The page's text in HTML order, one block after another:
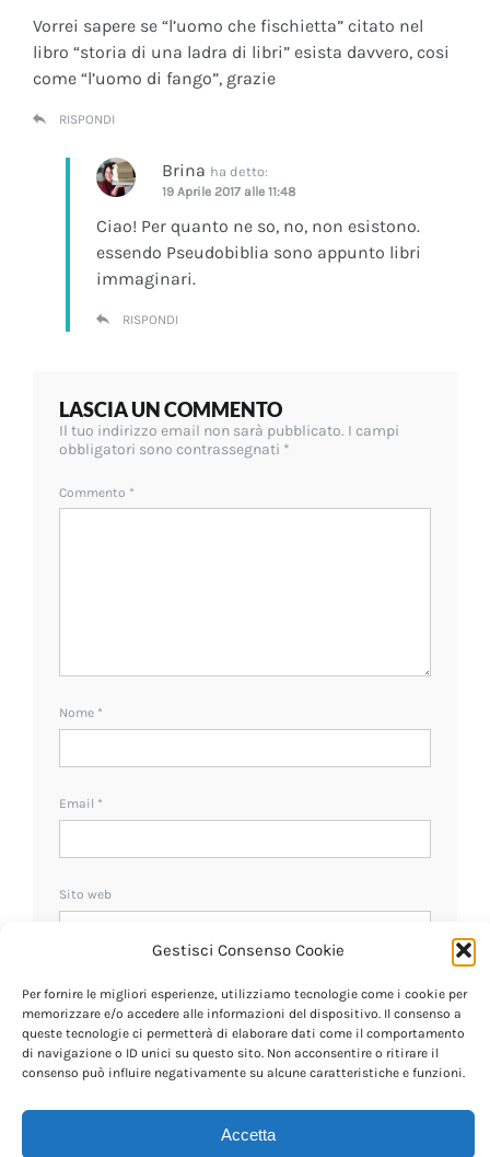
Gestisci Consenso Cookie
Per fornire le migliori esperienze, utilizziamo tecnologie come i cookie per
memorizzare e/o accedere alle informazioni del dispositivo. Il consenso a
queste tecnologie ci permetterà di elaborare dati come il comportamento
di navigazione o ID unici su questo sito. Non acconsentire o ritirare il
consenso può influire negativamente su alcune caratteristiche e funzioni.
Accetta
Vorrei sapere se “l’uomo che fischietta” citato nel
libro “storia di una ladra di libri” esista davvero, cosi
come “l’uomo di fango”, grazie
RISPONDI
Brina ha detto:
19 Aprile 2017 alle 11:48
Ciao! Per quanto ne so, no, non esistono.
essendo Pseudobiblia sono appunto libri
immaginari.
RISPONDI
LASCIA UN COMMENTO
Il tuo indirizzo email non sarà pubblicato. I campi
obbligatori sono contrassegnati *
Commento *
Nome *
Email *
Sito web
Ricevi un avviso se ci sono nuovi commenti.